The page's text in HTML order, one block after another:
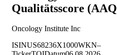
Qualitätsscore
Oncology Institute Inc
ISINUS68236X1000WKN–